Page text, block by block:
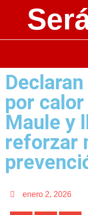
por
Maule y
reforzar
enero 2, 2026